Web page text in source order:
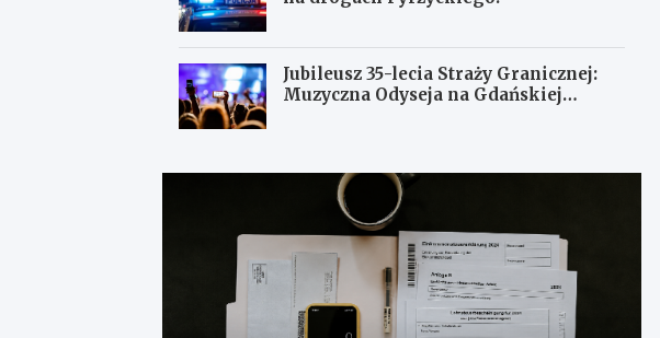
Jubileusz 35-lecia Straży Granicznej:
Muzyczna Odyseja na Gdańskiej